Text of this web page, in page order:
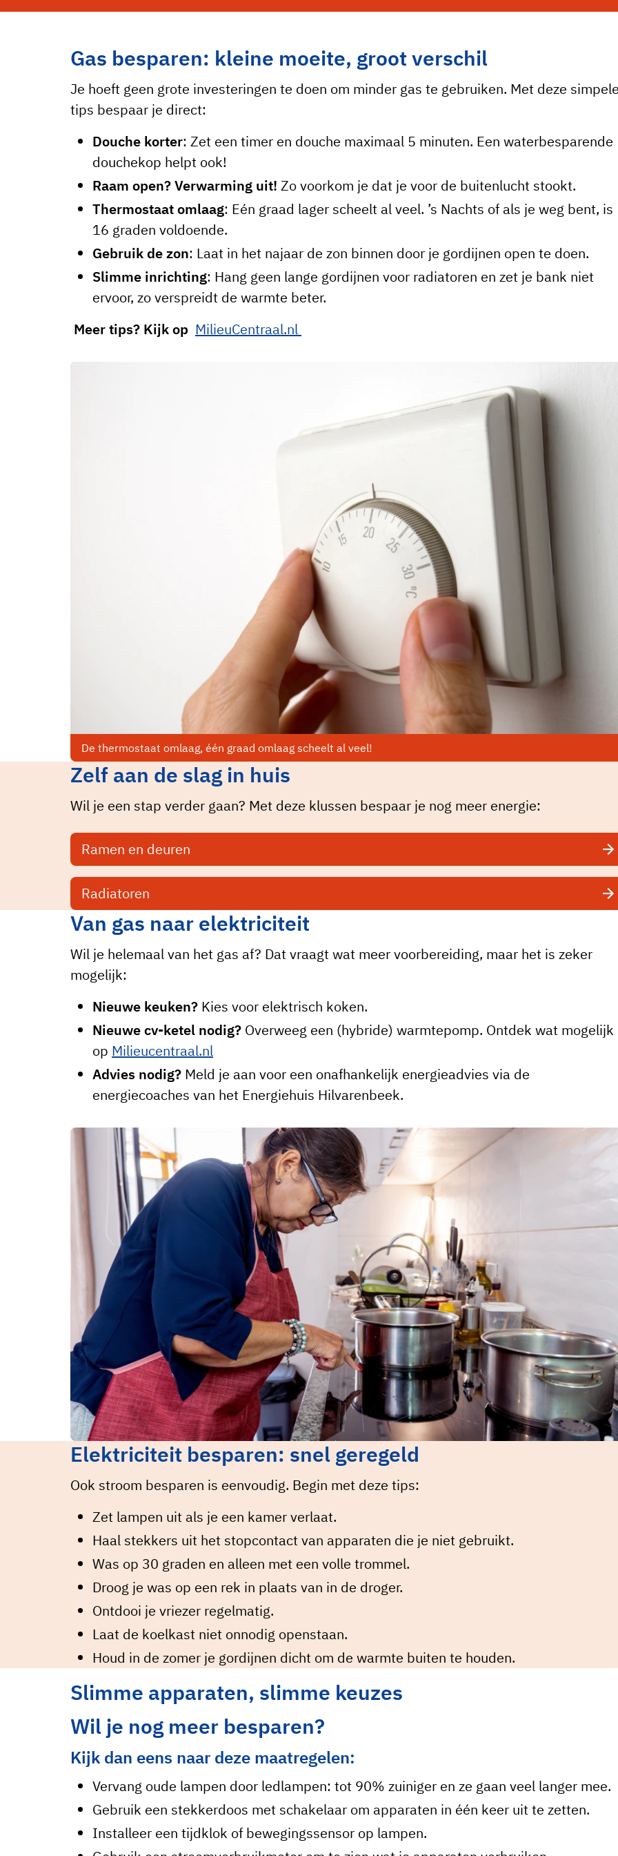
toestemming geeft voor marketing cookies.
Gas besparen: kleine moeite, groot verschil
Je hoeft geen grote investeringen te doen om minder gas te gebruiken. Met deze
tips bespaar je direct:
Douche korter: Zet een timer en douche maximaal 5 minuten. Een waterbesparende
douchekop helpt ook!
Raam open?Verwarming uit! Zo voorkom je dat je voor de buitenlucht stookt.
Thermostaat omlaag: Eén graad lager scheelt al veel. ’s Nachts of als je weg bent, is
16 graden voldoende.
Gebruik de zon: Laat in het najaar de zon binnen door je gordijnen open te doen.
Slimme inrichting: Hang geen lange gordijnen voor radiatoren en zet je bank niet
ervoor, zo verspreidt de warmte beter.
Meer tips? Kijk op MilieuCentraal.nl
De thermostaat omlaag, één graad omlaag scheelt al veel!
Zelf aan de slag in huis
Wil je een stap verder gaan? Met deze klussen bespaar je nog meer energie:
Ramen en deuren
Radiatoren
Van gas naar elektriciteit
Wil je helemaal van het gas af? Dat vraagt wat meer voorbereiding, maar het is zeker
mogelijk:
Nieuwe keuken? Kies voor elektrisch koken.
Nieuwe cv-ketel nodig? Overweeg een (hybride) warmtepomp. Ontdek wat mogelijk
op Milieucentraal.nl
Advies nodig? Meld je aan voor een onafhankelijk energieadvies via de
energiecoaches van het Energiehuis Hilvarenbeek.
Elektriciteit besparen: snel geregeld
Ook stroom besparen is eenvoudig. Begin met deze tips:
Zet lampen uit als je een kamer verlaat.
Haal stekkers uit het stopcontact van apparaten die je niet gebruikt.
Was op 30 graden en alleen met een volle trommel.
Droog je was op een rek in plaats van in de droger.
Ontdooi je vriezer regelmatig.
Laat de koelkast niet onnodig openstaan.
Houd in de zomer je gordijnen dicht om de warmte buiten te houden.
Slimme apparaten, slimme keuzes
Wil je nog meer besparen?
Kijk dan eens naar deze maatregelen:
Vervang oude lampen door ledlampen: tot 90% zuiniger en ze gaan veel langer mee.
Gebruik een stekkerdoos met schakelaar om apparaten in één keer uit te zetten.
Installeer een tijdklok of bewegingssensor op lampen.